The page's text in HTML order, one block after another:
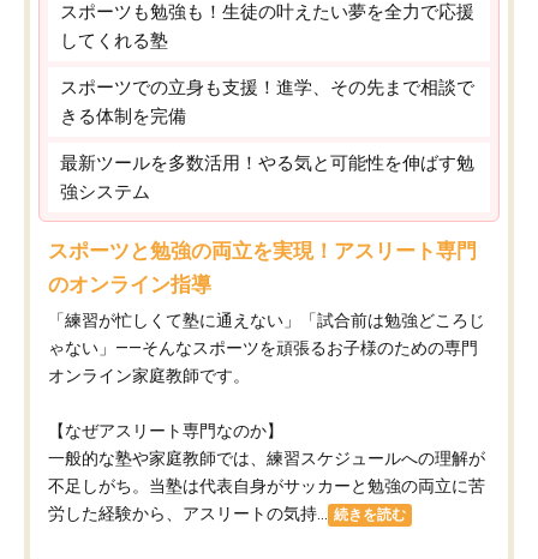
スポーツも勉強も！生徒の叶えたい夢を全力で応援
してくれる塾
スポーツでの立身も支援！進学、その先まで相談で
きる体制を完備
最新ツールを多数活用！やる気と可能性を伸ばす勉
強システム
スポーツと勉強の両立を実現！アスリート専門
のオンライン指導
「練習が忙しくて塾に通えない」「試合前は勉強どころじ
ゃない」——そんなスポーツを頑張るお子様のための専門
オンライン家庭教師です。
【なぜアスリート専門なのか】
一般的な塾や家庭教師では、練習スケジュールへの理解が
不足しがち。当塾は代表自身がサッカーと勉強の両立に苦
労した経験から、アスリートの気持...
続きを読む